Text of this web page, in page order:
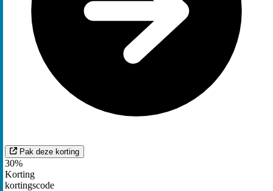
Pak deze korting
30%
Korting
kortingscode